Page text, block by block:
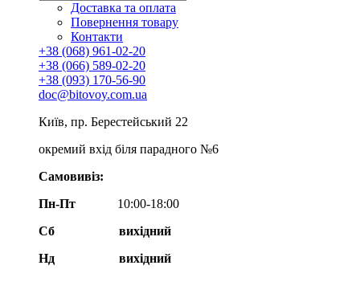
Доставка та оплата
Повернення товару
Контакти
+38 (068) 961-02-20
+38 (066) 589-02-20
+38 (093) 170-56-90
doc@bitovoy.com.ua
Київ, пр. Берестейський 22
окремий вхід біля парадного №6
Самовивіз:
Пн-Пт
10:00-18:00
Сб
вихідний
Нд
вихідний